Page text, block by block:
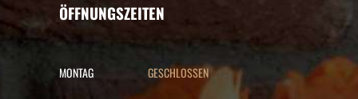
ÖFFNUNGSZEITEN
MONTAG GESCHLOSSEN